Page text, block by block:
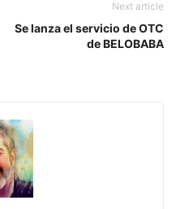
Next article
Se lanza el servicio de OTC
de BELOBABA